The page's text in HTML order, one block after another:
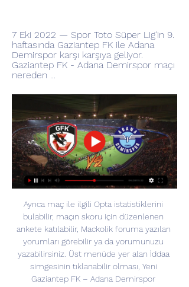
7 Eki 2022 — Spor Toto Süper Lig'in 9.
haftasında Gaziantep FK ile Adana
Demirspor karşı karşıya geliyor.
Gaziantep FK - Adana Demirspor maçı
nereden ...
Ayrıca maç ile ilgili Opta istatistiklerini
bulabilir, maçın skoru için düzenlenen
ankete katılabilir, Mackolik foruma yazılan
yorumları görebilir ya da yorumunuzu
yazabilirsiniz. Üst menüde yer alan İddaa
simgesinin tıklanabilir olması, Yeni
Gaziantep FK – Adana Demirspor